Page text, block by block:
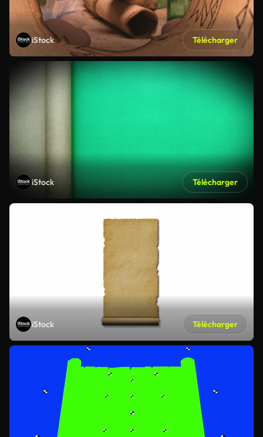
iStock Télécharger
iStock Télécharger
iStock Télécharger